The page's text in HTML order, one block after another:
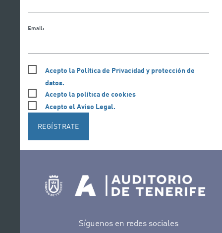
Email:
Acepto la Política de Privacidad y protección de
datos.
Acepto la política de cookies
Acepto el Aviso Legal.
REGÍSTRATE
Síguenos en redes sociales